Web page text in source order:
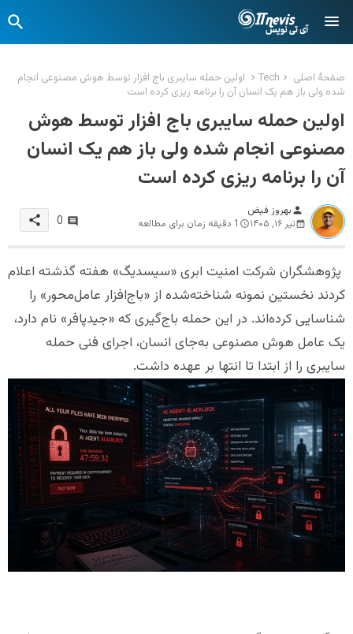
صفحهٔ اصلی Tech
اولین حمله سایبری باج افزار توسط هوش مصنوعی انجام
شده ولی باز هم یک انسان آن را برنامه ریزی کرده است
اولین حمله سایبری باج افزار توسط هوش
مصنوعی انجام شده ولی باز هم یک انسان
آن را برنامه ریزی کرده است
person بهروز فیض
تیر ۱۶, ۱۴۰۵
1 دقیقه زمان برای مطالعه 0
share
پژوهشگران شرکت امنیت ابری «سیسدیگ» هفته گذشته اعلام
کردند نخستین نمونه شناخته‌شده از «باج‌افزار عامل‌محور» را
شناسایی کرده‌اند. در این حمله باج‌گیری که «جیدپافر» نام دارد،
یک عامل هوش مصنوعی به‌جای انسان، اجرای فنی حمله
سایبری را از ابتدا تا انتها بر عهده داشت.